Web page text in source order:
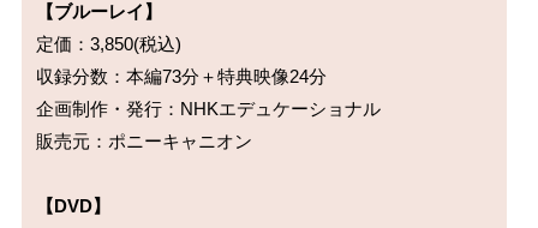
【ブルーレイ】
定価：3,850(税込)
収録分数：本編73分＋特典映像24分
企画制作・発行：NHKエデュケーショナル
販売元：ポニーキャニオン
【DVD】